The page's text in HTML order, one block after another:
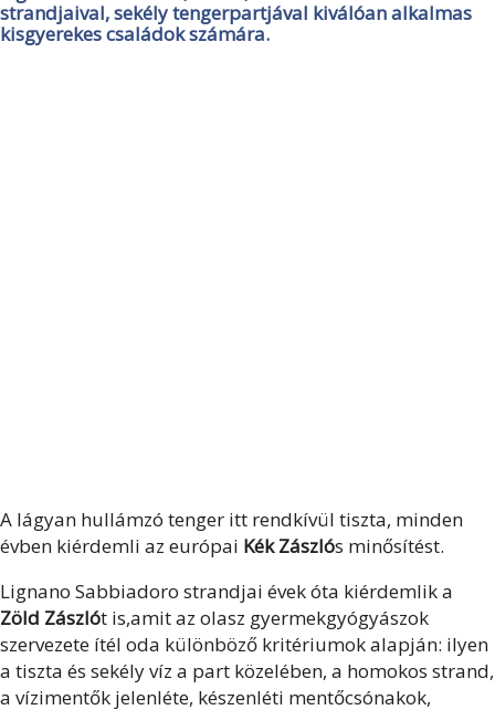
strandjaival, sekély tengerpartjával kiválóan alkalmas
kisgyerekes családok számára.
A lágyan hullámzó tenger itt rendkívül tiszta, minden
évben kiérdemli az európai Kék Zászlós minősítést.
Lignano Sabbiadoro strandjai évek óta kiérdemlik a
Zöld Zászlót is,amit az olasz gyermekgyógyászok
szervezete ítél oda különböző kritériumok alapján: ilyen
a tiszta és sekély víz a part közelében, a homokos strand,
a vízimentők jelenléte, készenléti mentőcsónakok,